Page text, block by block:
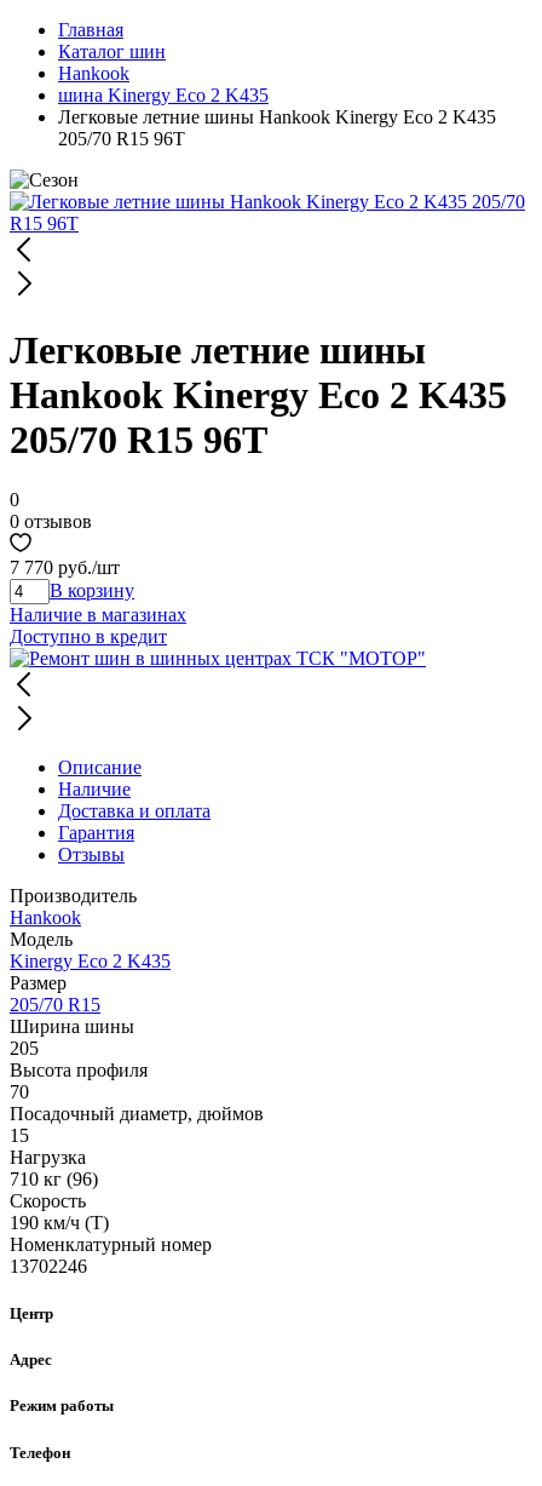
Главная
Каталог шин
Hankook
шина Kinergy Eco 2 K435
Легковые летние шины Hankook Kinergy Eco 2 K435
205/70 R15 96T
Легковые летние шины
Hankook Kinergy Eco 2 K435
205/70 R15 96T
0
0 отзывов
7 770 руб./шт
В корзину
Наличие в магазинах
Доступно в кредит
Описание
Наличие
Доставка и оплата
Гарантия
Отзывы
Производитель
Hankook
Модель
Kinergy Eco 2 K435
Размер
205/70 R15
Ширина шины
205
Высота профиля
70
Посадочный диаметр, дюймов
15
Нагрузка
710 кг (96)
Скорость
190 км/ч (Т)
Номенклатурный номер
13702246
Центр
Адрес
Режим работы
Телефон